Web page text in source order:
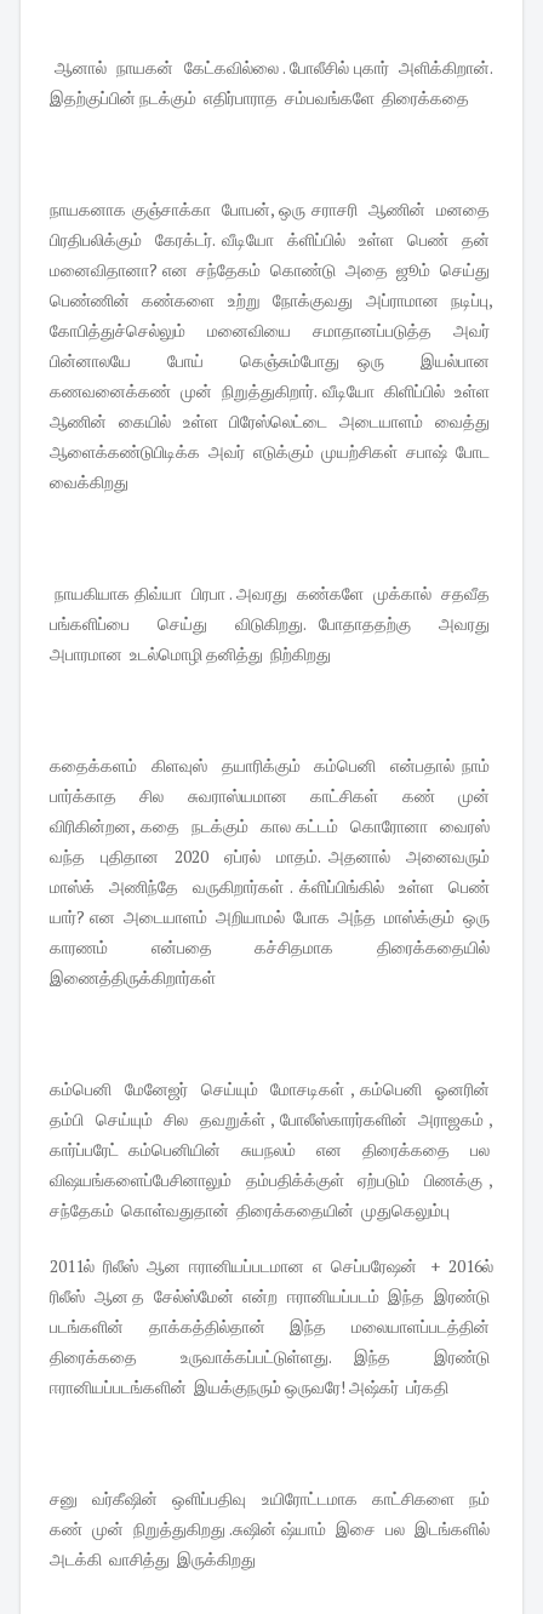
ஆனால் நாயகன் கேட்கவில்லை . போலீசில் புகார் அளிக்கிறான்.
இதற்குப்பின் நடக்கும் எதிர்பாராத சம்பவங்களே திரைக்கதை
நாயகனாக குஞ்சாக்கா போபன், ஒரு சராசரி ஆணின் மனதை
பிரதிபலிக்கும் கேரக்டர். வீடியோ க்ளிப்பில் உள்ள பெண் தன்
மனைவிதானா? என சந்தேகம் கொண்டு அதை ஜூம் செய்து
பெண்ணின் கண்களை உற்று நோக்குவது அப்ராமான நடிப்பு,
கோபித்துச்செல்லும் மனைவியை சமாதானப்படுத்த அவர்
பின்னாலயே போய் கெஞ்சும்போது ஒரு இயல்பான
கணவனைக்கண் முன் நிறுத்துகிறார். வீடியோ கிளிப்பில் உள்ள
ஆணின் கையில் உள்ள பிரேஸ்லெட்டை அடையாளம் வைத்து
ஆளைக்கண்டுபிடிக்க அவர் எடுக்கும் முயற்சிகள் சபாஷ் போட
வைக்கிறது
நாயகியாக திவ்யா பிரபா . அவரது கண்களே முக்கால் சதவீத
பங்களிப்பை செய்து விடுகிறது. போதாததற்கு அவரது
அபாரமான உடல்மொழி தனித்து நிற்கிறது
கதைக்களம் கிளவுஸ் தயாரிக்கும் கம்பெனி என்பதால் நாம்
பார்க்காத சில சுவராஸ்யமான காட்சிகள் கண் முன்
விரிகின்றன, கதை நடக்கும் கால கட்டம் கொரோனா வைரஸ்
வந்த புதிதான 2020 ஏப்ரல் மாதம். அதனால் அனைவரும்
மாஸ்க் அணிந்தே வருகிறார்கள் . க்ளிப்பிங்கில் உள்ள பெண்
யார்? என அடையாளம் அறியாமல் போக அந்த மாஸ்க்கும் ஒரு
காரணம் என்பதை கச்சிதமாக திரைக்கதையில்
இணைத்திருக்கிறார்கள்
கம்பெனி மேனேஜர் செய்யும் மோசடிகள் , கம்பெனி ஓனரின்
தம்பி செய்யும் சில தவறுக்ள் , போலீஸ்காரர்களின் அராஜகம் ,
கார்ப்பரேட் கம்பெனியின் சுயநலம் என திரைக்கதை பல
விஷயங்களைப்பேசினாலும் தம்பதிக்க்குள் ஏற்படும் பிணக்கு ,
சந்தேகம் கொள்வதுதான் திரைக்கதையின் முதுகெலும்பு
2011ல் ரிலீஸ் ஆன ஈரானியப்படமான எ செப்பரேஷன் + 2016ல்
ரிலீஸ் ஆன த சேல்ஸ்மேன் என்ற ஈரானியப்படம் இந்த இரண்டு
படங்களின் தாக்கத்தில்தான் இந்த மலையாளப்படத்தின்
திரைக்கதை உருவாக்கப்பட்டுள்ளது. இந்த இரண்டு
ஈரானியப்படங்களின் இயக்குநரும் ஒருவரே! அஷ்கர் பர்கதி
சனு வர்கீஷின் ஒளிப்பதிவு உயிரோட்டமாக காட்சிகளை நம்
கண் முன் நிறுத்துகிறது .சுஷின் ஷ்யாம் இசை பல இடங்களில்
அடக்கி வாசித்து இருக்கிறது